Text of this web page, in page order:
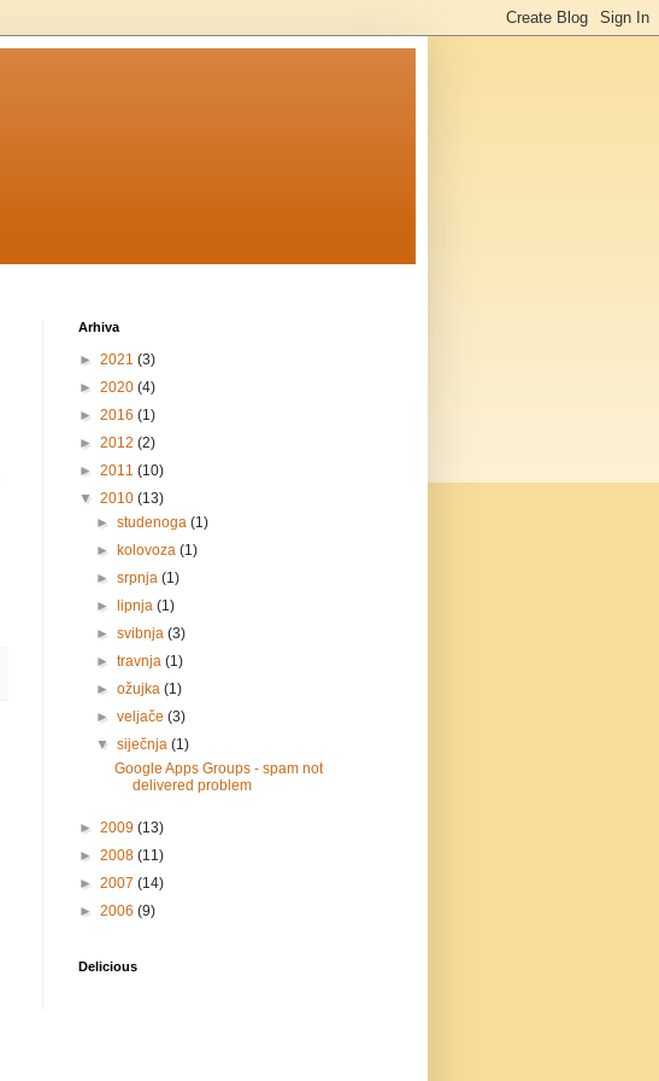
Arhiva
► 2021 (3)
► 2020 (4)
► 2016 (1)
► 2012 (2)
► 2011 (10)
▼ 2010 (13)
►studenoga(1)
►
kolovoza(1)
►srpnja(1)
►
lipnja(1)
►svibnja(3)
►travnja(1)
►ožujka(1)
►veljače(3)
▼siječnja(1)
Google Apps Groups - spam not
delivered problem
► 2009 (13)
► 2008 (11)
► 2007 (14)
► 2006 (9)
Delicious